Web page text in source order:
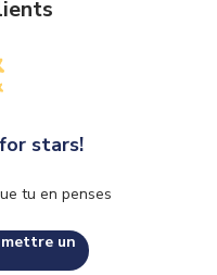
stars!
tu en penses
un